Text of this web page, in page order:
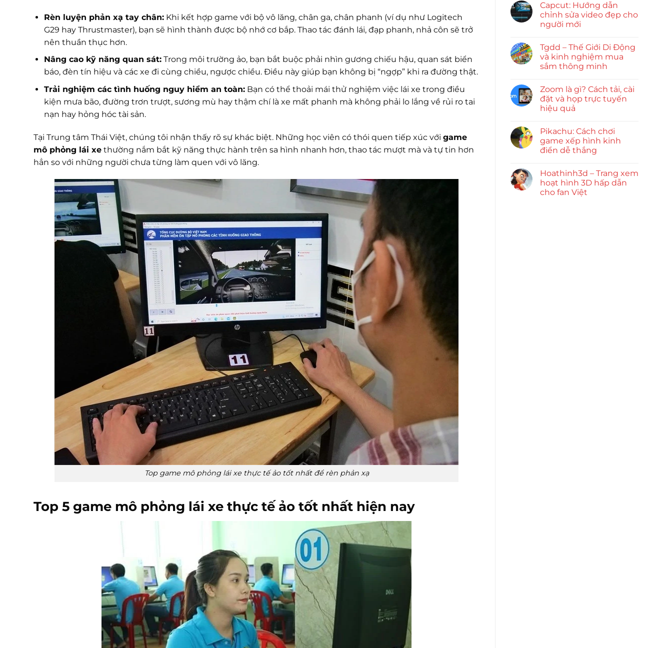
Rèn luyện phản xạ tay chân:Khi kết hợp game với bộ vô lăng, chân ga, chân phanh (ví dụ như Logitech
G29 hay Thrustmaster), bạn sẽ hình thành được bộ nhớ cơ bắp. Thao tác đánh lái, đạp phanh, nhả côn sẽ trở
nên thuần thục hơn.
Nâng cao kỹ năng quan sát:Trong môi trường ảo, bạn bắt buộc phải nhìn gương chiếu hậu, quan sát biển
báo, đèn tín hiệu và các xe đi cùng chiều, ngược chiều. Điều này giúp bạn không bị “ngợp” khi ra đường thật.
Trải nghiệm các tình huống nguy hiểm an toàn:Bạn có thể thoải mái thử nghiệm việc lái xe trong điều
kiện mưa bão, đường trơn trượt, sương mù hay thậm chí là xe mất phanh mà không phải lo lắng về rủi ro tai
nạn hay hỏng hóc tài sản.
Tại Trung tâm Thái Việt, chúng tôi nhận thấy rõ sự khác biệt. Những học viên có thói quen tiếp xúc với game
mô phỏng lái xe thường nắm bắt kỹ năng thực hành trên sa hình nhanh hơn, thao tác mượt mà và tự tin hơn
hẳn so với những người chưa từng làm quen với vô lăng.
Top game mô phỏng lái xe thực tế ảo tốt nhất để rèn phản xạ
Top 5 game mô phỏng lái xe thực tế ảo tốt nhất hiện nay
Capcut: Hướng dẫn
chỉnh sửa video đẹp cho
người mới
Tgdd – Thế Giới Di Động
và kinh nghiệm mua
sắm thông minh
Zoom là gì? Cách tải, cài
đặt và họp trực tuyến
hiệu quả
Pikachu: Cách chơi
game xếp hình kinh
điển dễ thắng
Hoathinh3d – Trang xem
hoạt hình 3D hấp dẫn
cho fan Việt